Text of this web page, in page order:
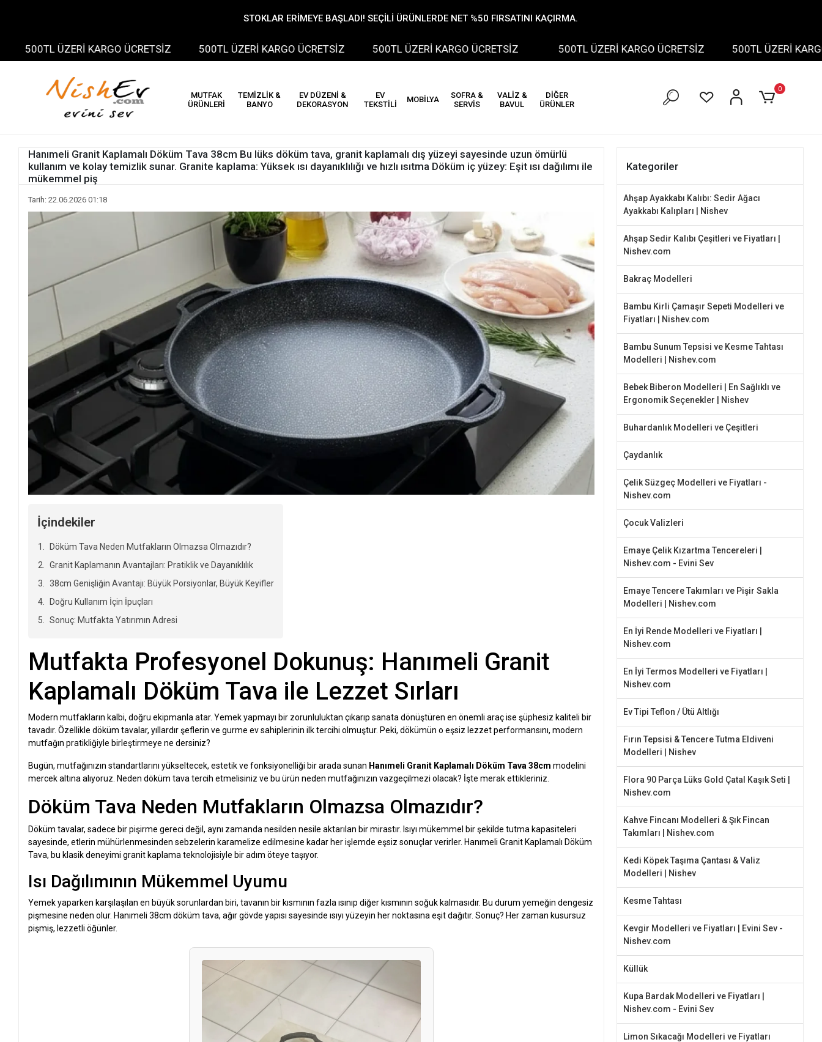
STOKLAR ERİMEYE BAŞLADI! SEÇİLİ ÜRÜNLERDE NET %50 FIRSATINI KAÇIRMA.
ÜZERİ KARGO ÜCRETSİZ 500TL ÜZERİ KARGO ÜCRETSİZ 500TL ÜZERİ KARGO ÜCRETSİZ 500TL ÜZERİ KARGO ÜCRETSİZ 500TL ÜZERİ KARGO
MUTFAK
ÜRÜNLERİ
TEMİZLİK &
BANYO
EV DÜZENİ &
DEKORASYON
EV
TEKSTİLİ
MOBİLYA
SOFRA &
SERVİS
VALİZ &
BAVUL
DİĞER
ÜRÜNLER
0
Hanımeli Granit Kaplamalı Döküm Tava 38cm Bu lüks döküm tava, granit kaplamalı dış yüzeyi sayesinde uzun ömürlü
kullanım ve kolay temizlik sunar. Granite kaplama: Yüksek ısı dayanıklılığı ve hızlı ısıtma Döküm iç yüzey: Eşit ısı dağılımı ile
mükemmel piş
Tarih: 22.06.2026 01:18
İçindekiler
Döküm Tava Neden Mutfakların Olmazsa Olmazıdır?
Granit Kaplamanın Avantajları: Pratiklik ve Dayanıklılık
38cm Genişliğin Avantajı: Büyük Porsiyonlar, Büyük Keyifler
Doğru Kullanım İçin İpuçları
Sonuç: Mutfakta Yatırımın Adresi
Mutfakta Profesyonel Dokunuş: Hanımeli Granit
Kaplamalı Döküm Tava ile Lezzet Sırları
Modern mutfakların kalbi, doğru ekipmanla atar. Yemek yapmayı bir zorunluluktan çıkarıp sanata dönüştüren en önemli araç ise şüphesiz kaliteli bir
tavadır. Özellikle döküm tavalar, yıllardır şeflerin ve gurme ev sahiplerinin ilk tercihi olmuştur. Peki, dökümün o eşsiz lezzet performansını, modern
mutfağın pratikliğiyle birleştirmeye ne dersiniz?
Bugün, mutfağınızın standartlarını yükseltecek, estetik ve fonksiyonelliği bir arada sunan Hanımeli Granit Kaplamalı Döküm Tava 38cm modelini
mercek altına alıyoruz. Neden döküm tava tercih etmelisiniz ve bu ürün neden mutfağınızın vazgeçilmezi olacak? İşte merak ettikleriniz.
Döküm Tava Neden Mutfakların Olmazsa Olmazıdır?
Döküm tavalar, sadece bir pişirme gereci değil, aynı zamanda nesilden nesile aktarılan bir mirastır. Isıyı mükemmel bir şekilde tutma kapasiteleri
sayesinde, etlerin mühürlenmesinden sebzelerin karamelize edilmesine kadar her işlemde eşsiz sonuçlar verirler. Hanımeli Granit Kaplamalı Döküm
Tava, bu klasik deneyimi granit kaplama teknolojisiyle bir adım öteye taşıyor.
Isı Dağılımının Mükemmel Uyumu
Yemek yaparken karşılaşılan en büyük sorunlardan biri, tavanın bir kısmının fazla ısınıp diğer kısmının soğuk kalmasıdır. Bu durum yemeğin dengesiz
pişmesine neden olur. Hanımeli 38cm döküm tava, ağır gövde yapısı sayesinde ısıyı yüzeyin her noktasına eşit dağıtır. Sonuç? Her zaman kusursuz
pişmiş, lezzetli öğünler.
Kategoriler
Ahşap Ayakkabı Kalıbı: Sedir Ağacı
Ayakkabı Kalıpları | Nishev
Ahşap Sedir Kalıbı Çeşitleri ve Fiyatları |
Nishev.com
Bakraç Modelleri
Bambu Kirli Çamaşır Sepeti Modelleri ve
Fiyatları | Nishev.com
Bambu Sunum Tepsisi ve Kesme Tahtası
Modelleri | Nishev.com
Bebek Biberon Modelleri | En Sağlıklı ve
Ergonomik Seçenekler | Nishev
Buhardanlık Modelleri ve Çeşitleri
Çaydanlık
Çelik Süzgeç Modelleri ve Fiyatları -
Nishev.com
Çocuk Valizleri
Emaye Çelik Kızartma Tencereleri |
Nishev.com - Evini Sev
Emaye Tencere Takımları ve Pişir Sakla
Modelleri | Nishev.com
En İyi Rende Modelleri ve Fiyatları |
Nishev.com
En İyi Termos Modelleri ve Fiyatları |
Nishev.com
Ev Tipi Teflon / Ütü Altlığı
Fırın Tepsisi & Tencere Tutma Eldiveni
Modelleri | Nishev
Flora 90 Parça Lüks Gold Çatal Kaşık Seti |
Nishev.com
Kahve Fincanı Modelleri & Şık Fincan
Takımları | Nishev.com
Kedi Köpek Taşıma Çantası & Valiz
Modelleri | Nishev
Kesme Tahtası
Kevgir Modelleri ve Fiyatları | Evini Sev -
Nishev.com
Küllük
Kupa Bardak Modelleri ve Fiyatları |
Nishev.com - Evini Sev
Limon Sıkacağı Modelleri ve Fiyatları